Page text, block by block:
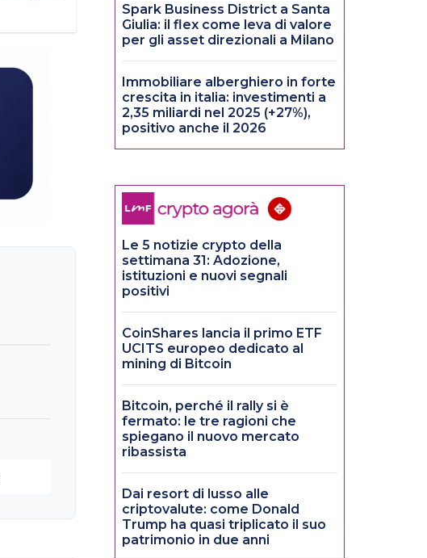
Spark Business District a Santa
Giulia: il flex come leva di valore
per gli asset direzionali a Milano
Immobiliare alberghiero in forte
crescita in italia: investimenti a
2,35 miliardi nel 2025 (+27%),
positivo anche il 2026
Le 5 notizie crypto della
settimana 31: Adozione,
istituzioni e nuovi segnali
positivi
CoinShares lancia il primo ETF
UCITS europeo dedicato al
mining di Bitcoin
Bitcoin, perché il rally si è
fermato: le tre ragioni che
spiegano il nuovo mercato
ribassista
Dai resort di lusso alle
criptovalute: come Donald
Trump ha quasi triplicato il suo
patrimonio in due anni